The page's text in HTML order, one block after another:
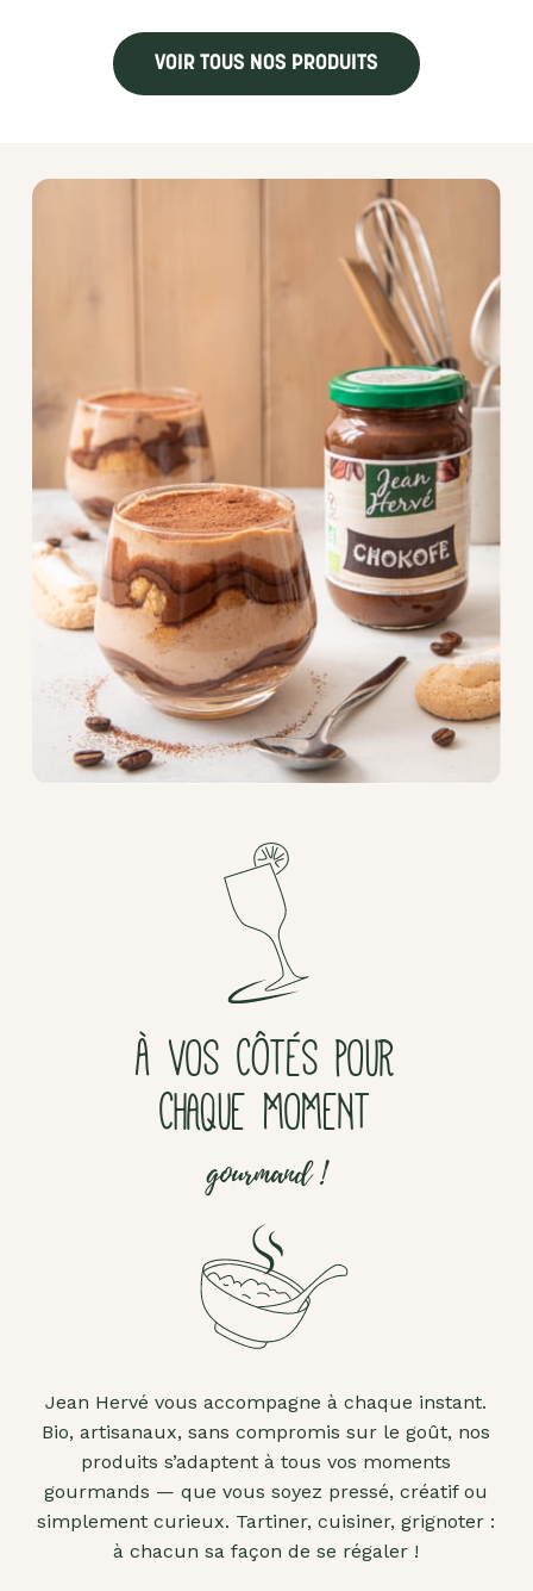
VOIR TOUS NOS PRODUITS
À VOS CÔTÉS POUR
CHAQUE MOMENT
gourmand !
Jean Hervé vous accompagne à chaque instant.
Bio, artisanaux, sans compromis sur le goût, nos
produits s’adaptent à tous vos moments
gourmands — que vous soyez pressé, créatif ou
simplement curieux. Tartiner, cuisiner, grignoter :
à chacun sa façon de se régaler !